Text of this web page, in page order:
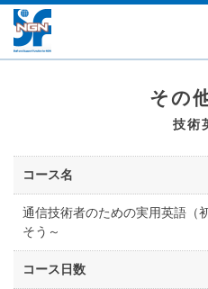
その
技術
コース名
通信技術者のための実用英語（
そう～
コース日数